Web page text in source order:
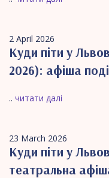
2 April 2026
Куди піти у
2026): афіша
.. читати далі
23 March 2026
Куди піти у
театральна